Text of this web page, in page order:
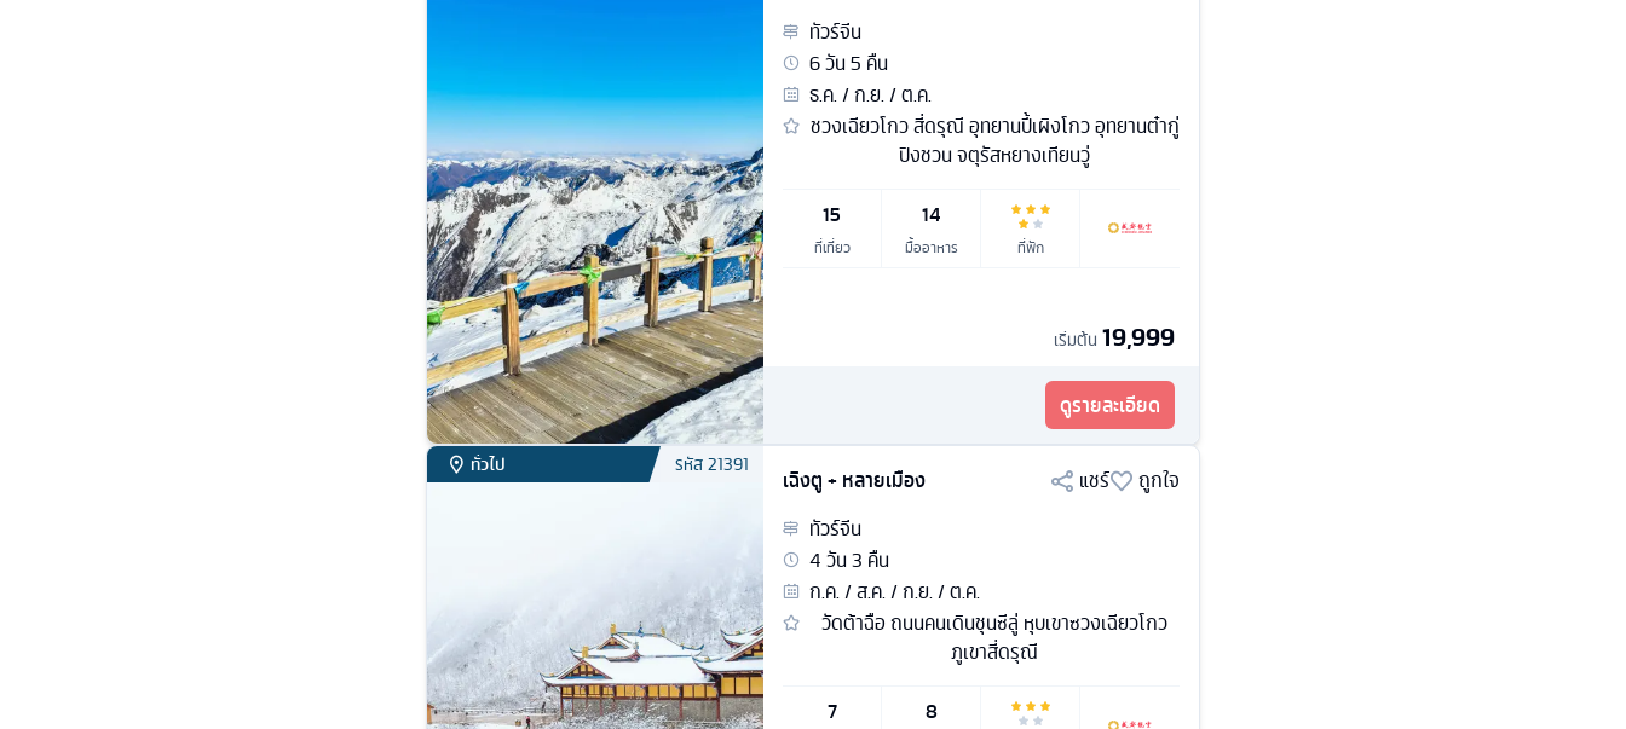
ทัวร์จีน
6วัน5 คืน
ธ.ค. / ก.ย. / ต.ค.
ชวงเฉียวโกว สี่ดรุณี อุทยานปี้เผิงโกว อุทยานต๋ากู่
ปิงชวน จตุรัสหยางเทียนวู่
15
ที่เที่ยว
14
มื้ออาหาร ที่พัก
เริ่มต้น 19,999
ดูรายละเอียด
ทั่วไป รหัส21391
เฉิงตู + หลายเมือง แชร์
ถูกใจ
ทัวร์จีน
4วัน3 คืน
ก.ค. / ส.ค. / ก.ย. / ต.ค.
วัดต้าฉือ ถนนคนเดินชุนซีลู่ หุบเขาซวงเฉียวโกว
ภูเขาสี่ดรุณี
7
8